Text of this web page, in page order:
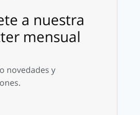
a nuestra
mensual
novedades y